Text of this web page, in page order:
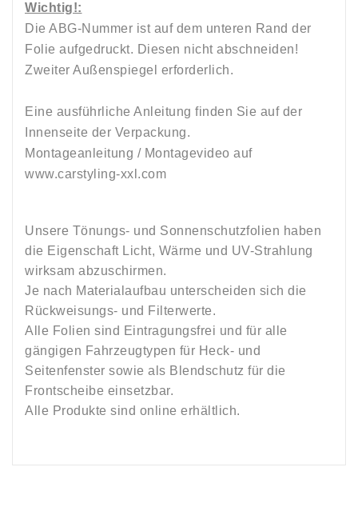
Wichtig!:
Die ABG-Nummer ist auf dem unteren Rand der
Folie aufgedruckt. Diesen nicht abschneiden!
Zweiter Außenspiegel erforderlich.
Eine ausführliche Anleitung finden Sie auf der
Innenseite der Verpackung.
Montageanleitung / Montagevideo auf
www.carstyling-xxl.com
Unsere Tönungs- und Sonnenschutzfolien haben
die Eigenschaft Licht, Wärme und UV-Strahlung
wirksam abzuschirmen.
Je nach Materialaufbau unterscheiden sich die
Rückweisungs- und Filterwerte.
Alle Folien sind Eintragungsfrei und für alle
gängigen Fahrzeugtypen für Heck- und
Seitenfenster sowie als Blendschutz für die
Frontscheibe einsetzbar.
Alle Produkte sind online erhältlich.